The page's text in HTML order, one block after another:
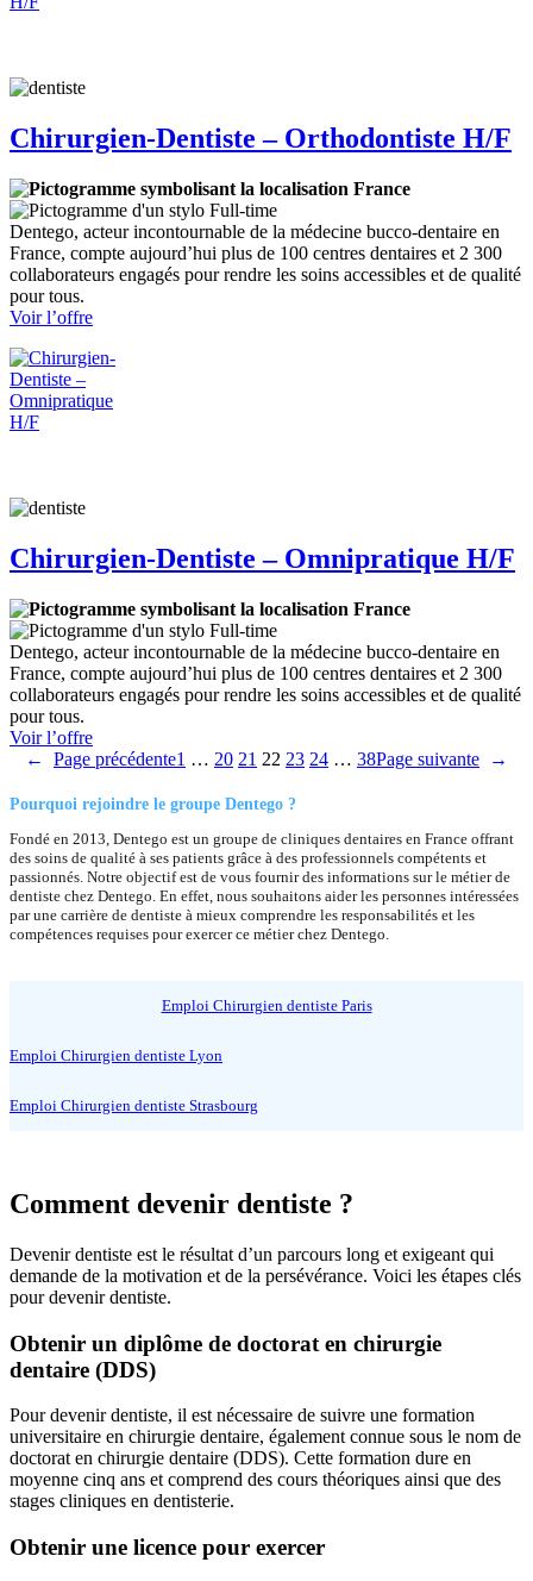
Chirurgien-Dentiste – Orthodontiste H/F
France
Full-time
Dentego, acteur incontournable de la médecine bucco-dentaire en
France, compte aujourd’hui plus de 100 centres dentaires et 2 300
collaborateurs engagés pour rendre les soins accessibles et de qualité
pour tous.
Voir l’offre:
Dentiste
Orthodontiste
Chirurgien-Dentiste – Omnipratique H/F
France
Full-time
Dentego, acteur incontournable de la médecine bucco-dentaire en
France, compte aujourd’hui plus de 100 centres dentaires et 2 300
collaborateurs engagés pour rendre les soins accessibles et de qualité
pour tous.
Voir l’offre:
Chirurgien-
–
H/F
← Page précédente1 … 20 21 22 23 24 … 38Page suivante →
Pourquoi rejoindre le groupe Dentego ?
Fondé en 2013, Dentego est un groupe de cliniques dentaires en France offrant
des soins de qualité à ses patients grâce à des professionnels compétents et
passionnés. Notre objectif est de vous fournir des informations sur le métier de
dentiste chez Dentego. En effet, nous souhaitons aider les personnes intéressées
par une carrière de dentiste à mieux comprendre les responsabilités et les
compétences requises pour exercer ce métier chez Dentego.
Emploi Chirurgien dentiste Paris
Emploi Chirurgien dentiste Lyon
Emploi Chirurgien dentiste Strasbourg
Comment devenir dentiste ?
Devenir dentiste est le résultat d’un parcours long et exigeant qui
demande de la motivation et de la persévérance. Voici les étapes clés
pour devenir dentiste.
Obtenir un diplôme de doctorat en chirurgie
dentaire (DDS)
Pour devenir dentiste, il est nécessaire de suivre une formation
universitaire en chirurgie dentaire, également connue sous le nom de
doctorat en chirurgie dentaire (DDS). Cette formation dure en
moyenne cinq ans et comprend des cours théoriques ainsi que des
stages cliniques en dentisterie.
Obtenir une licence pour exercer